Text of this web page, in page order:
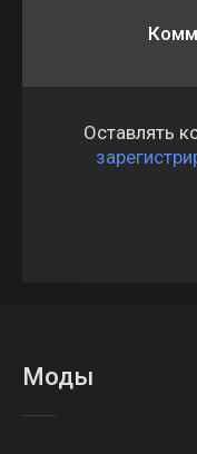
Оставлять
Моды